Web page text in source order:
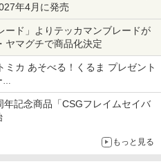
年4月に発売
ード」よりテッカマンブレードが
ヤマグチで商品化決定
ミカ あそべる！くるま プレゼント
らではの体験とコラボの楽しさを
年記念商品「CSGフレイムセイバ
もっと見る